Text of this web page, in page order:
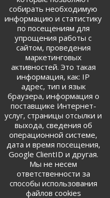
Телефоны:
+7 (812) 971-42-42
Политика об обработке и
защите персональных данных
Соглашение на обработку
персональных данных
собирать необходимую
информацию и статистику
по посещениям для
упрощения работы с
сайтом, проведения
маркетинговых
активностей. Это такая
информация, как: IP
адрес, тип и язык
браузера, информация о
поставщике Интернет-
услуг, страницы отсылки и
выхода, сведения об
операционной системе,
дата и время посещения,
Google ClientID и другая.
Мы не несем
ответственности за
способы использования
файлов cookies